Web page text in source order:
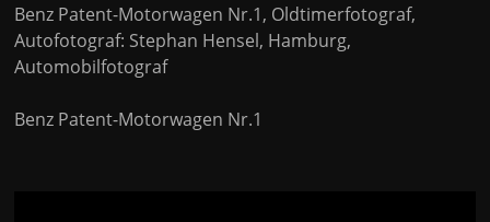
Benz Patent-Motorwagen Nr.1, Oldtimerfotograf,
Autofotograf: Stephan Hensel, Hamburg,
Automobilfotograf
Benz Patent-Motorwagen Nr.1